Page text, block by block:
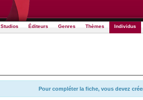
Studios Éditeurs Genres Thèmes Individus
Pour compléter la fiche, vous devez